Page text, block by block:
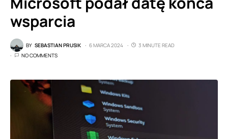
wsparcia
BY SEBASTIAN PRUSIK 6 MARCA 2024
3 MINUTE READ
NO COMMENTS